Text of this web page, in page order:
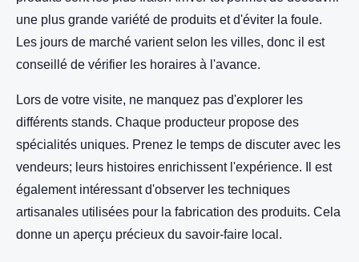
une plus grande variété de produits et d'éviter la foule.
Les jours de marché varient selon les villes, donc il est
conseillé de vérifier les horaires à l'avance.
Lors de votre visite, ne manquez pas d'explorer les
différents stands. Chaque producteur propose des
spécialités uniques. Prenez le temps de discuter avec les
vendeurs; leurs histoires enrichissent l'expérience. Il est
également intéressant d'observer les techniques
artisanales utilisées pour la fabrication des produits. Cela
donne un aperçu précieux du savoir-faire local.